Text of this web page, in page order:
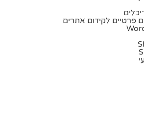
פרטיים לקידום אתרים